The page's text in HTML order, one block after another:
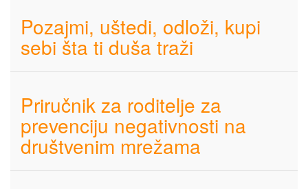
Pozajmi, uštedi, odloži, kupi
sebi šta ti duša traži
Priručnik za roditelje za
prevenciju negativnosti na
društvenim mrežama